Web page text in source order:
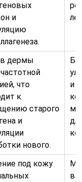
и
дермы
что
к
старого
и
нового.
и
под кожу